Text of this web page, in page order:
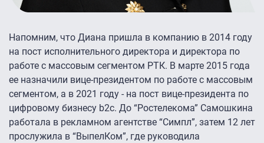
Напомним, что Диана пришла в компанию в 2014 году
на пост исполнительного директора и директора по
работе с массовым сегментом РТК. В марте 2015 года
ее назначили вице-президентом по работе с массовым
сегментом, а в 2021 году - на пост вице-президента по
цифровому бизнесу b2c. До “Ростелекома” Самошкина
работала в рекламном агентстве “Симпл”, затем 12 лет
прослужила в “ВыпелКом”, где руководила